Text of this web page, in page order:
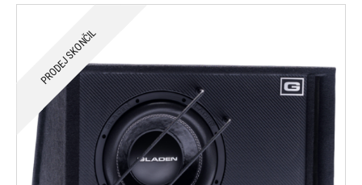
PRODEJ SKONČIL